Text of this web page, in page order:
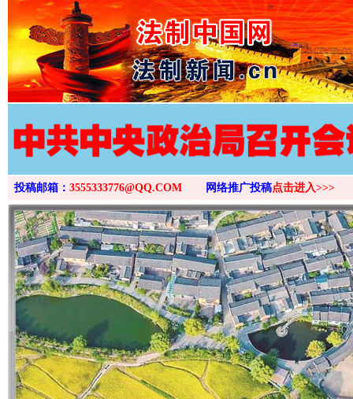
>
投稿邮箱： 3555333776@QQ.COM 网络推广投稿点击进入>>>